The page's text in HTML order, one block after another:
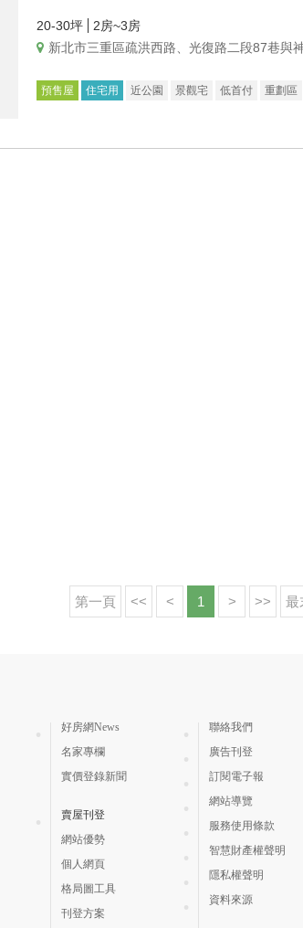
20-30坪
2房~3房
新北市三重區疏洪西路、光復路二段87巷與
預售屋 住宅用 近公園 景觀宅 低首付 重劃區
第一頁 << < 1 > >> 最
好房網News
名家專欄
實價登錄新聞
賣屋刊登
網站優勢
個人網頁
格局圖工具
刊登方案
聯絡我們
廣告刊登
訂閱電子報
網站導覽
服務使用條款
智慧財產權聲明
隱私權聲明
資料來源